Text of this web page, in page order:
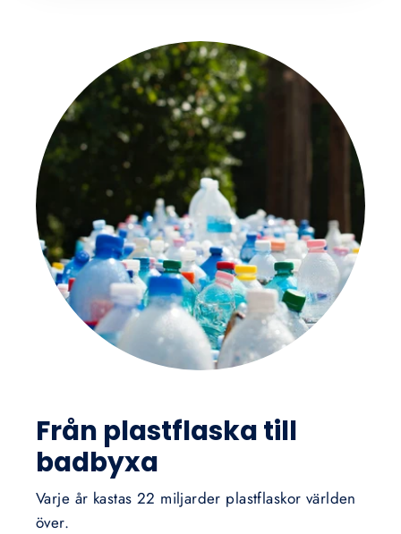
Från plastflaska till
badbyxa
Varje år kastas 22 miljarder plastflaskor världen
över.